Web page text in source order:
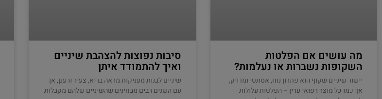
מה עושים אם הפלטות
השקופות נשברות או נעלמות?
יישור שיניים שקוף הוא פתרון נוח, אסתטי ומדויק,
אך כמו כל מוצר רפואי עדין – הפלטות עלולות
סיבות נפוצות להצהבת שיניים
ואיך להתמודד איתן
שיניים לבנות מעניקות מראה בריא, צעיר ורענן, אך
עם השנים רבים מבחינים שהשיניים שלהם מקבלות